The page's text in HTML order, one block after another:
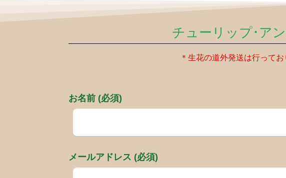
チューリップ･ア
＊生花の道外発送は行って
お名前 (必須)
メールアドレス (必須)